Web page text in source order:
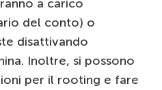
a carico
del conto) o
disattivando
Inoltre, si possono
per il rooting e fare